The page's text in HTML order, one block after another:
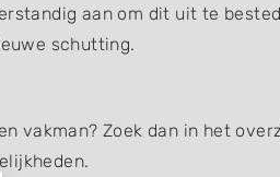
aan om dit uit te
schutting.
vakman? Zoek dan in het